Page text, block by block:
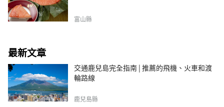
富山縣
最新文章
交通鹿兒島完全指南 | 推薦的飛機、火車和渡
輪路線
鹿兒島縣